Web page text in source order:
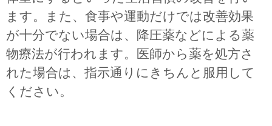
ます。また、食事や運動だけでは改善効果
が十分でない場合は、降圧薬などによる薬
物療法が行われます。医師から薬を処方さ
れた場合は、指示通りにきちんと服用して
ください。